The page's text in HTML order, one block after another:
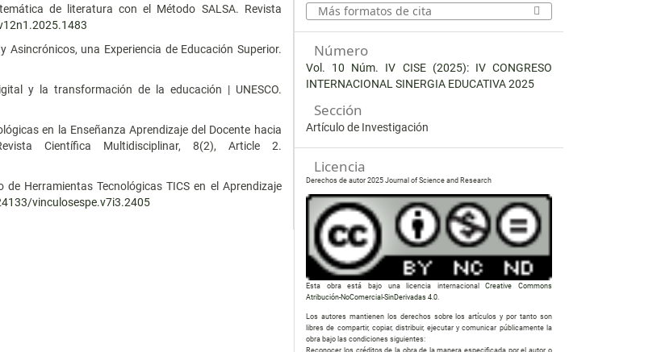
de literatura con el Método SALSA. Revista
una Experiencia de Educación Superior.
y la transformación de la educación | UNESCO.
en la Enseñanza Aprendizaje del Docente hacia
Científica Multidisciplinar, 8(2), Article 2.
Herramientas Tecnológicas TICS en el Aprendizaje
vinculosespe.v7i3.2405
Más formatos de cita
Número
Vol. 10 Núm. IV CISE (2025): IV CONGRESO
INTERNACIONAL SINERGIA EDUCATIVA 2025
Sección
Artículo de Investigación
Licencia
Derechos de autor 2025 Journal of Science and Research
Esta obra está bajo una licencia internacionalCreative Commons
Atribución-NoComercial-SinDerivadas 4.0.
Los autores mantienen los derechos sobre los artículos y por tanto son
libres de compartir, copiar, distribuir, ejecutar y comunicar públicamente la
obra bajo las condiciones siguientes:
Reconocer los créditos de la obra de la manera especificada por el autor o